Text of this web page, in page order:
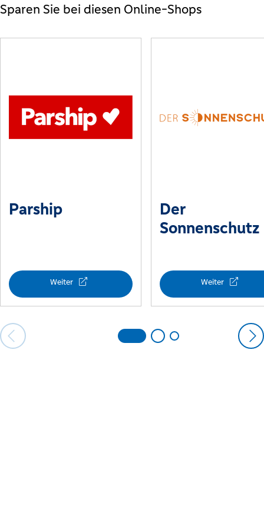
Sparen Sie bei diesen Online-Shops
Parship
Weiter
Der
Sonnenschutz
Weiter